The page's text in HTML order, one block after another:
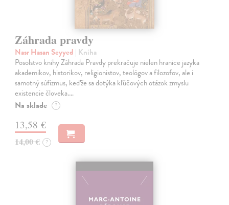
Záhrada pravdy
Nasr Hasan Seyyed | Kniha
Posolstvo knihy Záhrada Pravdy prekračuje nielen hranice jazyka
akademikov, historikov, religionistov, teológov a filozofov, ale i
samotný súfizmus, keďže sa dotýka kľúčových otázok zmyslu
existencie človeka.…
Na sklade ?
13,58 €
14,00 € ?